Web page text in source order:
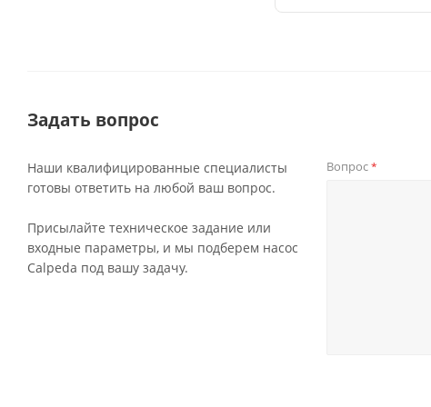
Задать вопрос
Наши квалифицированные специалисты
готовы ответить на любой ваш вопрос.
Присылайте техническое задание или
входные параметры, и мы подберем насос
Calpeda под вашу задачу.
Вопрос*